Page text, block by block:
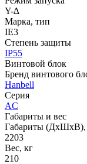
Y-∆
Марка, тип
IE3
Степень защиты
IP55
Винтовой блок
Бренд винтового
Hanbell
Серия
AC
Габариты и вес
Габариты
2203
Вес, кг
210